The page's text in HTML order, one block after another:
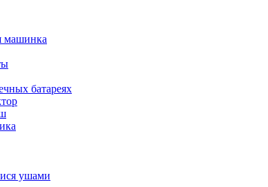
машинка
батареях
ушами